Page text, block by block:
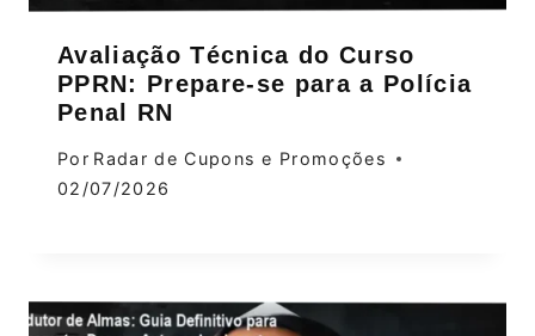
Avaliação Técnica do Curso
PPRN: Prepare-se para a Polícia
Penal RN
Por Radar de Cupons e Promoções
02/07/2026